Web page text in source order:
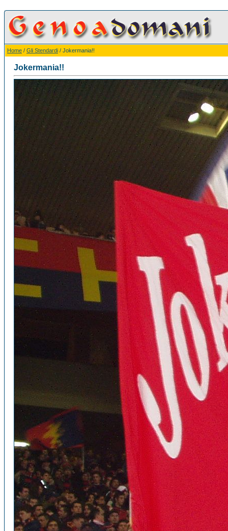
Home / Gli Stendardi / Jokermania!!
Jokermania!!